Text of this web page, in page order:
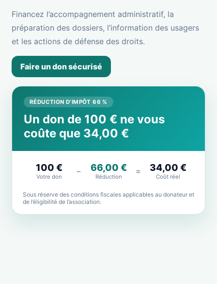
Financez l’accompagnement administratif, la
préparation des dossiers, l’information des usagers
et les actions de défense des droits.
Faire un don sécurisé
RÉDUCTION D’IMPÔT 66 %
Un don de 100 € ne vous
coûte que 34,00 €
100 €
Votre don
− 66,00 €
Réduction
= 34,00 €
Coût réel
Sous réserve des conditions fiscales applicables au donateur et
de l’éligibilité de l’association.